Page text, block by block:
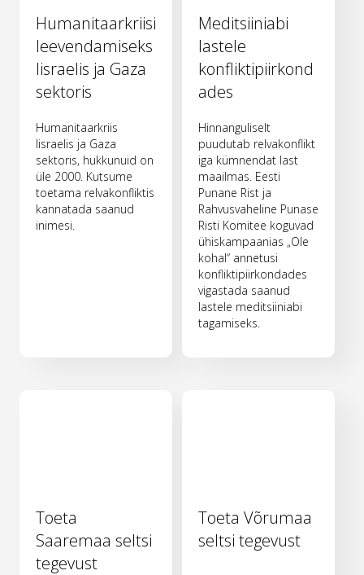
Humanitaarkriisi
leevendamiseks
Iisraelis ja Gaza
sektoris
Humanitaarkriis
Iisraelis ja Gaza
sektoris, hukkunuid on
üle 2000. Kutsume
toetama relvakonfliktis
kannatada saanud
inimesi.
Meditsiiniabi
lastele
konfliktipiirkond
ades
Hinnanguliselt
puudutab relvakonflikt
iga kümnendat last
maailmas. Eesti
Punane Rist ja
Rahvusvaheline Punase
Risti Komitee koguvad
ühiskampaanias „Ole
kohal“ annetusi
konfliktipiirkondades
vigastada saanud
lastele meditsiiniabi
tagamiseks.
Toeta
Saaremaa seltsi
tegevust
Toeta Võrumaa
seltsi tegevust